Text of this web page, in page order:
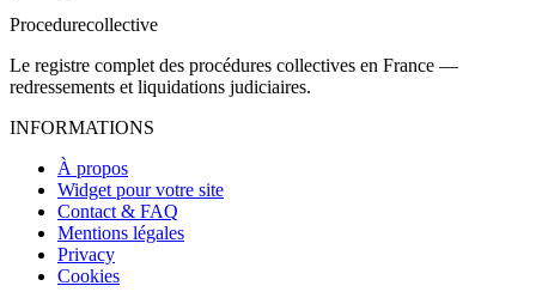
Procedurecollective
Le registre complet des procédures collectives en France —
redressements et liquidations judiciaires.
INFORMATIONS
À propos
Widget pour votre site
Contact & FAQ
Mentions légales
Privacy
Cookies